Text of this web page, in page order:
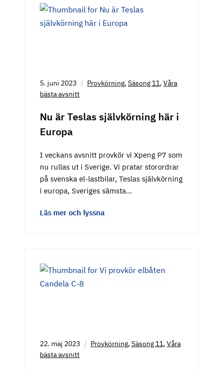
5. juni 2023 Provkörning, Säsong 11, Våra
bästa avsnitt
Nu är Teslas självkörning här i
Europa
I veckans avsnitt provkör vi Xpeng P7 som
nu rullas ut i Sverige. Vi pratar storordrar
på svenska el-lastbilar, Teslas självkörning
i europa, Sveriges sämsta…
Läs mer och lyssna
22. maj 2023 Provkörning, Säsong 11, Våra
bästa avsnitt